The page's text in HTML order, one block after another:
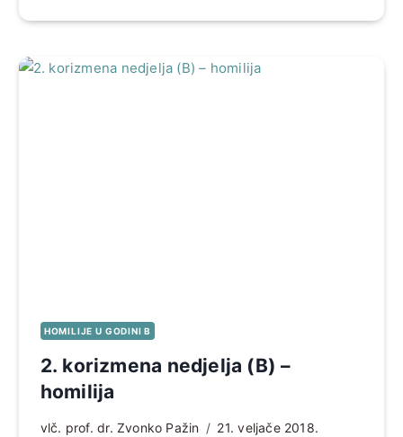
HOMILIJE U GODINI B
2. korizmena nedjelja (B) –
homilija
vlč. prof. dr. Zvonko Pažin 21. veljače 2018.